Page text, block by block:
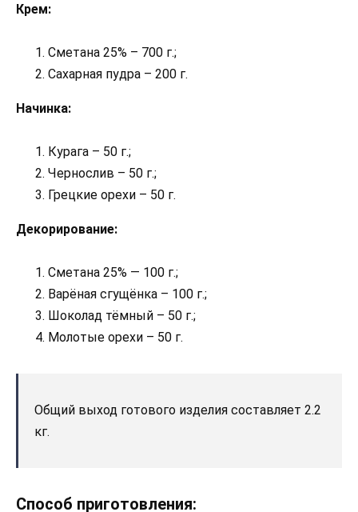
Крем:
Сметана 25% – 700 г.;
Сахарная пудра – 200 г.
Начинка:
Курага – 50 г.;
Чернослив – 50 г.;
Грецкие орехи – 50 г.
Декорирование:
Сметана 25% — 100 г.;
Варёная сгущёнка – 100 г.;
Шоколад тёмный – 50 г.;
Молотые орехи – 50 г.
Общий выход готового изделия составляет 2.2
кг.
Способ приготовления: